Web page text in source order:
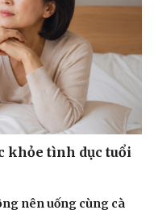
khỏe tình dục tuổi
nên uống cùng cà